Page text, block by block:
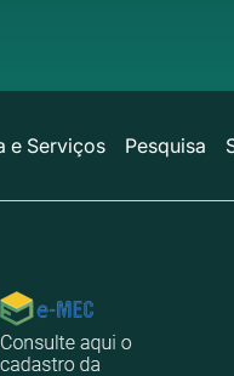
e Serviços Pesquisa